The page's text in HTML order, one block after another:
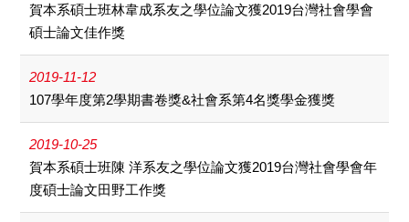
賀本系碩士班林韋成系友之學位論文獲2019台灣社會學會
碩士論文佳作獎
2019-11-12
107學年度第2學期書卷獎&社會系第4名獎學金獲獎
2019-10-25
賀本系碩士班陳 洋系友之學位論文獲2019台灣社會學會年
度碩士論文田野工作獎